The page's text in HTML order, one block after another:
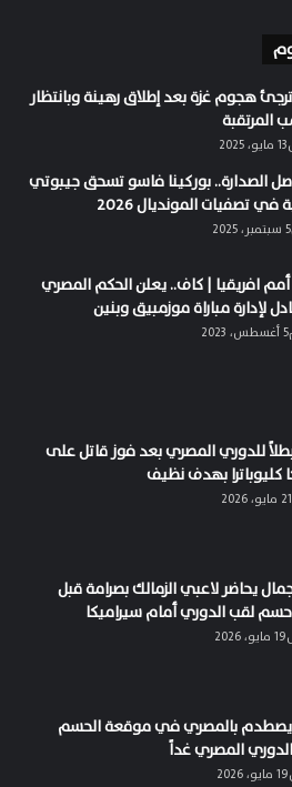
هجوم غزة بعد إطلاق رهينة وبانتظار
المرتقبة
الصدارة.. بوركينا فاسو تسحق جيبوتي
تصفيات المونديال 2026
افريقيا | كاف.. يعلن الحكم المصري
لإدارة مباراة موزمبيق وبنين
بطلاً للدوري المصري بعد فوز قاتل على
كليوباترا بهدف نظيف
يحاضر لاعبي الزمالك بصرامة قبل
لقب الدوري أمام سيراميكا
يصطدم بالمصري في موقعة الحسم
المصري غداً